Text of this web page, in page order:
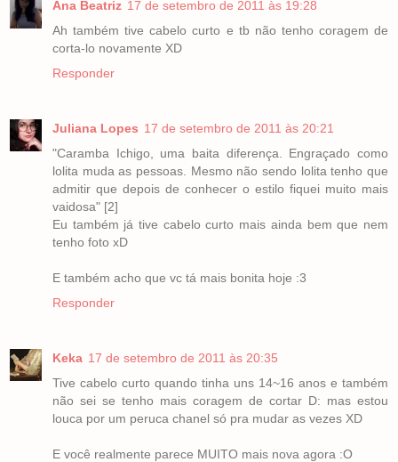
Ana Beatriz 17 de setembro de 2011 às 19:28
Ah também tive cabelo curto e tb não tenho coragem de
corta-lo novamente XD
Responder
Juliana Lopes 17 de setembro de 2011 às 20:21
"Caramba Ichigo, uma baita diferença. Engraçado como
lolita muda as pessoas. Mesmo não sendo lolita tenho que
admitir que depois de conhecer o estilo fiquei muito mais
vaidosa" [2]
Eu também já tive cabelo curto mais ainda bem que nem
tenho foto xD
E também acho que vc tá mais bonita hoje :3
Responder
Keka 17 de setembro de 2011 às 20:35
Tive cabelo curto quando tinha uns 14~16 anos e também
não sei se tenho mais coragem de cortar D: mas estou
louca por um peruca chanel só pra mudar as vezes XD
E você realmente parece MUITO mais nova agora :O